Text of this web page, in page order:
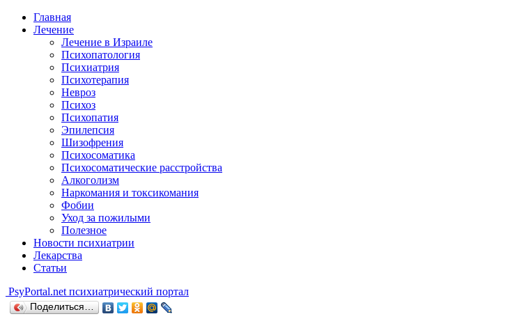
Главная
Лечение
Лечение в Израиле
Психопатология
Психиатрия
Психотерапия
Невроз
Психоз
Психопатия
Эпилепсия
Шизофрения
Психосоматика
Психосоматические расстройства
Алкоголизм
Наркомания и токсикомания
Фобии
Уход за пожилыми
Полезное
Новости психиатрии
Лекарства
Статьи
PsyPortal.net психиатрический портал
Поделиться…